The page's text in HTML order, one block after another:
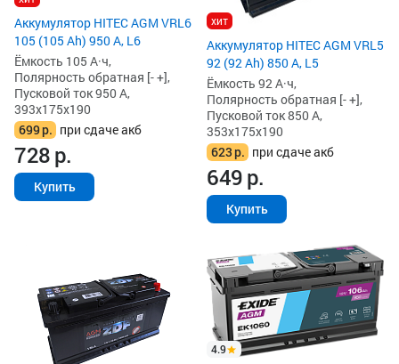
Аккумулятор HITEC AGM VRL6
105 (105 Ah) 950 А, L6
Ёмкость 105 А·ч,
Полярность обратная [- +],
Пусковой ток 950 А,
393x175x190
699р. при сдаче акб
728р.
Купить
хит
Аккумулятор HITEC AGM VRL5
92 (92 Ah) 850 А, L5
Ёмкость 92 А·ч,
Полярность обратная [- +],
Пусковой ток 850 А,
353x175x190
623р. при сдаче акб
649р.
Купить
4.9